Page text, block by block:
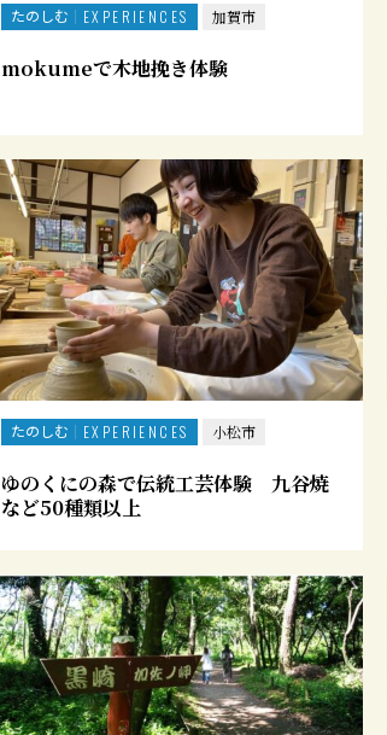
たのしむ EXPERIENCES 加賀市
mokumeで木地挽き体験
たのしむ EXPERIENCES 小松市
ゆのくにの森で伝統工芸体験 九谷焼
など50種類以上